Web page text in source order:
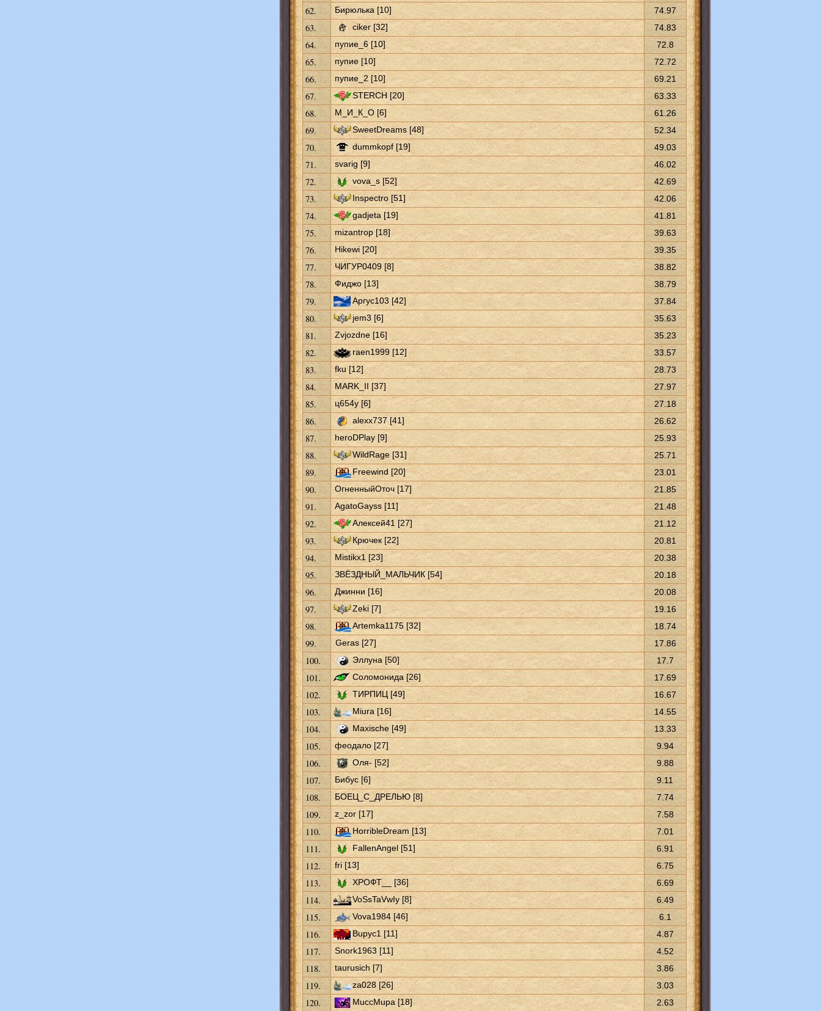
62. Бирюлька [10] 74.97
63. ciker [32] 74.83
64. пупие_6 [10] 72.8
65. пупие [10] 72.72
66. пупие_2 [10] 69.21
67. STERCH [20] 63.33
68. М_И_К_О [6] 61.26
69. SweetDreams [48] 52.34
70. dummkopf [19] 49.03
71. svarig [9] 46.02
72. vova_s [52] 42.69
73. Inspectro [51] 42.06
74. gadjeta [19] 41.81
75. mizantrop [18] 39.63
76. Hikewi [20] 39.35
77. ЧИГУР0409 [8] 38.82
78. Фиджо [13] 38.79
79. Аргус103 [42] 37.84
80. jem3 [6] 35.63
81. Zvjozdne [16] 35.23
82. raen1999 [12] 33.57
83. fku [12] 28.73
84. MARK_II [37] 27.97
85. ц654у [6] 27.18
86. alexx737 [41] 26.62
87. heroDPlay [9] 25.93
88. WildRage [31] 25.71
89. Freewind [20] 23.01
90. ОгненныйОточ [17] 21.85
91. AgatoGayss [11] 21.48
92. Алексей41 [27] 21.12
93. Крючек [22] 20.81
94. Mistikx1 [23] 20.38
95. ЗВЁЗДНЫЙ_МАЛЬЧИК [54] 20.18
96. Джинни [16] 20.08
97. Zeki [7] 19.16
98. Artemka1175 [32] 18.74
99. Geras [27] 17.86
100. Эллуна [50] 17.7
101. Соломонида [26] 17.69
102. ТИРПИЦ [49] 16.67
103. Miura [16] 14.55
104. Maxische [49] 13.33
105. феодало [27] 9.94
106. Оля- [52] 9.88
107. Бибус [6] 9.11
108. БОЕЦ_С_ДРЕЛЬЮ [8] 7.74
109. z_zor [17] 7.58
110. HorribleDream [13] 7.01
111. FallenAngel [51] 6.91
112. fri [13] 6.75
113. ХРОФТ__ [36] 6.69
114. VoSsTaVwIy [8] 6.49
115. Vova1984 [46] 6.1
116. Bupyc1 [11] 4.87
117. Snork1963 [11] 4.52
118. taurusich [7] 3.86
119. za028 [26] 3.03
120. MuccMupa [18] 2.63